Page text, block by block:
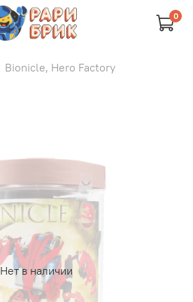
0
Bionicle, Hero Factory
Нет в наличии